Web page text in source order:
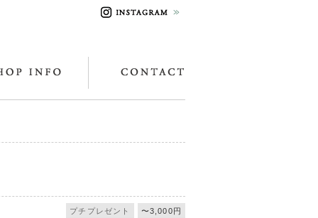
プチプレゼント 〜3,000円